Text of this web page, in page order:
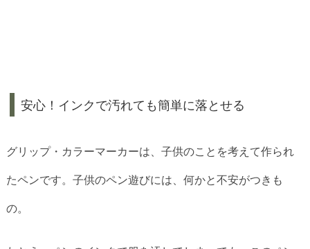
安心！インクで汚れても簡単に落とせる
グリップ・カラーマーカーは、子供のことを考えて作られ
たペンです。子供のペン遊びには、何かと不安がつきも
の。